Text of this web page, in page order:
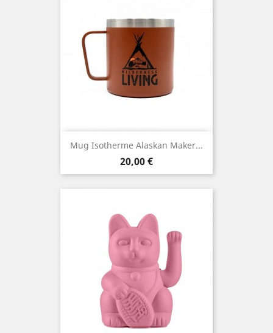
Mug Isotherme Alaskan Maker...
Prix
20,00 €